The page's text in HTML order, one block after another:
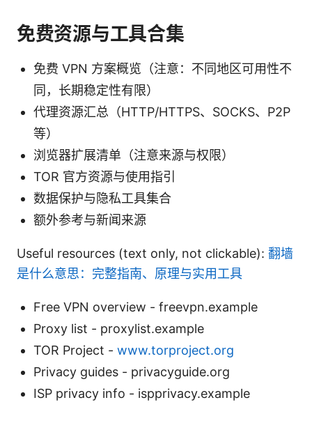
免费资源与工具合集
免费 VPN 方案概览（注意：不同地区可用性不
同，长期稳定性有限）
代理资源汇总（HTTP/HTTPS、SOCKS、P2P
等）
浏览器扩展清单（注意来源与权限）
TOR 官方资源与使用指引
数据保护与隐私工具集合
额外参考与新闻来源
Useful resources (text only, not clickable): 翻墙
是什么意思：完整指南、原理与实用工具
Free VPN overview - freevpn.example
Proxy list - proxylist.example
TOR Project - www.torproject.org
Privacy guides - privacyguide.org
ISP privacy info - ispprivacy.example